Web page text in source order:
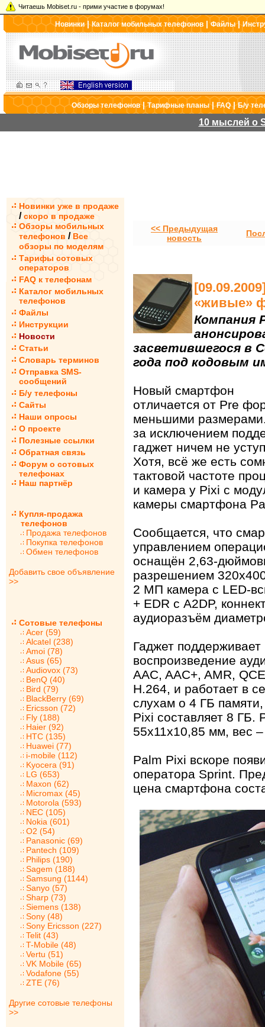
Читаешь Mobiset.ru - прими участие в форумах!
Новинки|Каталог мобильных телефонов |Файлы|
Обзоры телефонов|Тарифные планы|FAQ|Б/у
10 мыслей о
Новинки уже в продаже
/ скоро в продаже
Обзоры мобильных
телефонов / Все
обзоры по моделям
Тарифы сотовых
операторов
FAQ к телефонам
Каталог мобильных
телефонов
Файлы
Инструкции
Новости
Статьи
Словарь терминов
Отправка SMS-
сообщений
Б/у телефоны
Сайты
Наши опросы
О проекте
Полезные ссылки
Обратная связь
Форум о сотовых
телефонах
Наш партнёр
Купля-продажа
телефонов
Продажа телефонов
Покупка телефонов
Обмен телефонов
Добавить свое объявление
>>
Сотовые телефоны
Acer (59)
Alcatel (238)
Amoi (78)
Asus (65)
Audiovox (73)
BenQ (40)
Bird (79)
BlackBerry (69)
Ericsson (72)
Fly (188)
Haier (92)
HTC (135)
Huawei (77)
i-mobile (112)
Kyocera (91)
LG (653)
Maxon (62)
Micromax (45)
Motorola (593)
NEC (105)
Nokia (601)
O2 (54)
Panasonic (69)
Pantech (109)
Philips (190)
Sagem (188)
Samsung (1144)
Sanyo (57)
Sharp (73)
Siemens (138)
Sony (48)
Sony Ericsson (227)
Telit (43)
T-Mobile (48)
Vertu (51)
VK Mobile (65)
Vodafone (55)
ZTE (76)
Другие сотовые телефоны
>>
<< Предыдущая
новость
«живые»
Компания
засветившегося в
года под кодовым
Новый смартфон
отличается от Pre
меньшими
за исключением
гаджет ничем не
Хотя, всё же есть
тактовой частоте
и камера у Pixi с
камеры смартфона
Сообщается, что
управлением
оснащён 2,63-
разрешением
2 МП камера с LED-
+ EDR с A2DP,
аудиоразъём
Гаджет
воспроизведение
AAC, AAC+, AMR,
H.264, и работает в
слухам о 4 ГБ
Pixi составляет 8
55х11х10,85 мм, вес
Palm Pixi вскоре
оператора Sprint.
цена смартфона